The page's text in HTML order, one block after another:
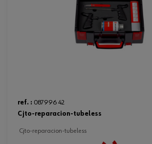
ref. : 087996 42
cjto-reparacion-tubeless
cjto-reparacion-tubeless